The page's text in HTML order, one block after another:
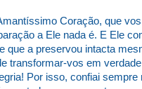
Coração, que
a Ele nada é. E Ele
que a preservou intacta
transformar-vos em
Por isso, confiai